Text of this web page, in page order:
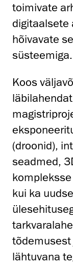
toimivate
digitaalsete
hõivavate
süsteemiga.
Koos
(droonid),
seadmed,
kui ka
lähtuvana